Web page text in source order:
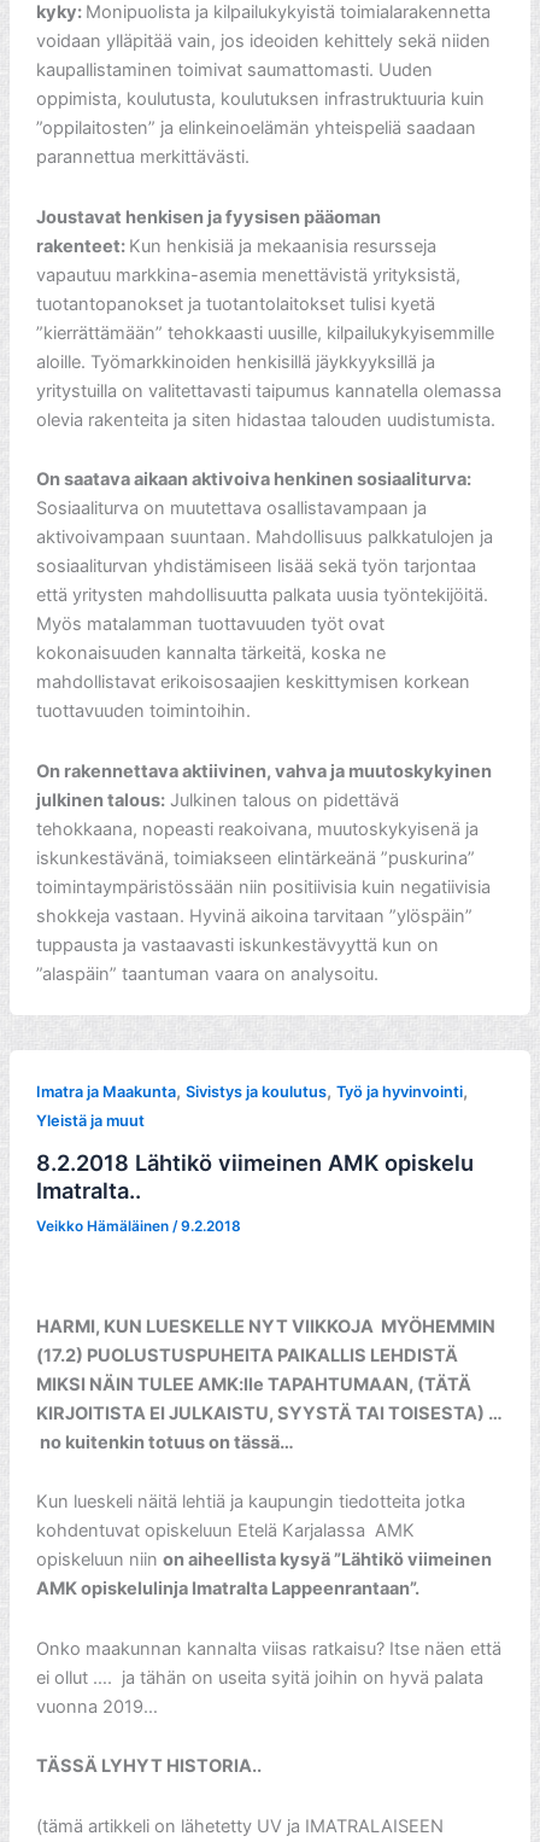
kyky: Monipuolista ja kilpailukykyistä toimialarakennetta
voidaan ylläpitää vain, jos ideoiden kehittely sekä niiden
kaupallistaminen toimivat saumattomasti. Uuden
oppimista, koulutusta, koulutuksen infrastruktuuria kuin
”oppilaitosten” ja elinkeinoelämän yhteispeliä saadaan
parannettua merkittävästi.
Joustavat henkisen ja fyysisen pääoman
rakenteet: Kun henkisiä ja mekaanisia resursseja
vapautuu markkina-asemia menettävistä yrityksistä,
tuotantopanokset ja tuotantolaitokset tulisi kyetä
”kierrättämään” tehokkaasti uusille, kilpailukykyisemmille
aloille. Työmarkkinoiden henkisillä jäykkyyksillä ja
yritystuilla on valitettavasti taipumus kannatella olemassa
olevia rakenteita ja siten hidastaa talouden uudistumista.
On saatava aikaan aktivoiva henkinen sosiaaliturva:
Sosiaaliturva on muutettava osallistavampaan ja
aktivoivampaan suuntaan. Mahdollisuus palkkatulojen ja
sosiaaliturvan yhdistämiseen lisää sekä työn tarjontaa
että yritysten mahdollisuutta palkata uusia työntekijöitä.
Myös matalamman tuottavuuden työt ovat
kokonaisuuden kannalta tärkeitä, koska ne
mahdollistavat erikoisosaajien keskittymisen korkean
tuottavuuden toimintoihin.
On rakennettava aktiivinen, vahva ja muutoskykyinen
julkinen talous:Julkinen talous on pidettävä
tehokkaana, nopeasti reakoivana, muutoskykyisenä ja
iskunkestävänä, toimiakseen elintärkeänä ”puskurina”
toimintaympäristössään niin positiivisia kuin negatiivisia
shokkeja vastaan. Hyvinä aikoina tarvitaan ”ylöspäin”
tuppausta ja vastaavasti iskunkestävyyttä kun on
”alaspäin” taantuman vaara on analysoitu.
Imatra ja Maakunta, Sivistys ja koulutus, Työ ja hyvinvointi,
Yleistä ja muut
8.2.2018 Lähtikö viimeinen AMK opiskelu
Imatralta..
Veikko Hämäläinen /9.2.2018
HARMI, KUN LUESKELLE NYT VIIKKOJA MYÖHEMMIN
(17.2) PUOLUSTUSPUHEITA PAIKALLIS LEHDISTÄ
MIKSI NÄIN TULEE AMK:lle TAPAHTUMAAN, (TÄTÄ
KIRJOITISTA EI JULKAISTU, SYYSTÄ TAI TOISESTA) …
no kuitenkin totuus on tässä…
Kun lueskeli näitä lehtiä ja kaupungin tiedotteita jotka
kohdentuvat opiskeluun Etelä Karjalassa AMK
opiskeluun niin on aiheellista kysyä ”Lähtikö viimeinen
AMK opiskelulinja Imatralta Lappeenrantaan”.
Onko maakunnan kannalta viisas ratkaisu? Itse näen että
ei ollut …. ja tähän on useita syitä joihin on hyvä palata
vuonna 2019…
TÄSSÄ LYHYT HISTORIA..
(tämä artikkeli on lähetetty UV ja IMATRALAISEEN